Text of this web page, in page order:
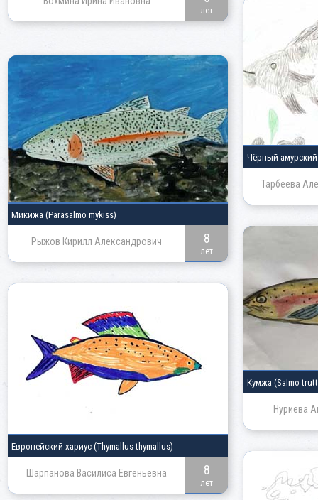
лет
Чёрный
Тарбеева
Микижа (Parasalmo mykiss)
Рыжов Кирилл Александрович 8
лет
Кумжа (Salmo
Нуриева
Европейский хариус (Thymallus thymallus)
Шарпанова Василиса Евгеньевна 8
лет